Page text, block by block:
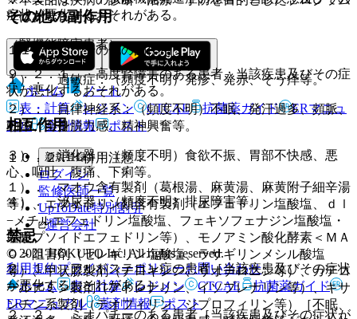
症状が悪化するおそれがある。
（腎機能障害患者）
９．２．１． 高度腎障害のある患者：当該疾患及びその症
状が悪化するおそれがある。
相互作用
１０．２． 併用注意：
１）． マオウ含有製剤（葛根湯、麻黄湯、麻黄附子細辛湯
等）、エフェドリン類含有製剤（エフェドリン塩酸塩、ｄｌ
−メチルエフェドリン塩酸塩、フェキソフェナジン塩酸塩・
塩酸プソイドエフェドリン等）、モノアミン酸化酵素＜ＭＡ
Ｏ＞阻害剤（セレギリン塩酸塩、ラサギリンメシル酸塩
等）、甲状腺製剤（チロキシン、リオチロニン等）、カテコ
ールアミン製剤（アドレナリン、イソプレナリン等）、キサ
ンチン系製剤（テオフィリン、ジプロフィリン等）［不眠、
その他の副作用
１１．２． その他の副作用
１）． 過敏症：（頻度不明）発疹、発赤、そう痒等。
２）． 自律神経系：（頻度不明）不眠、発汗過多、頻脈、
動悸、全身脱力感、精神興奮等。
３）． 消化器：（頻度不明）食欲不振、胃部不快感、悪
心、嘔吐、腹痛、下痢等。
４）． 泌尿器：（頻度不明）排尿障害等。
禁忌
２．１． アルドステロン症の患者［当該疾患及びその症状
が悪化するおそれがある］。
２．２． ミオパチーのある患者［当該疾患及びその症状が
ではありません。
ホーム
ノート
表・計算
レジメン CTCAE 抗菌薬ガイド
ERマニュ
アル
薬剤情報 ポスト
新規登録
ログイン
監修医師一覧
UpToDate特別割引
運営会社
© 2021 HOKUTO Inc. All rights reserved.
利用規約プライバシーポリシーお問い合わせ
ホーム
表・計算 レジメン CTCAE
抗菌薬ガイド
ERマニュアル
薬剤情報 ポスト